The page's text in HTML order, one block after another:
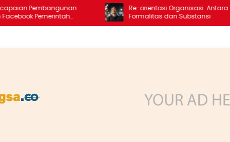
Pembangunan
Pemerintah
“Dirujak” Warganet
Re-orientasi Organisasi: Antara
Formalitas dan Substansi